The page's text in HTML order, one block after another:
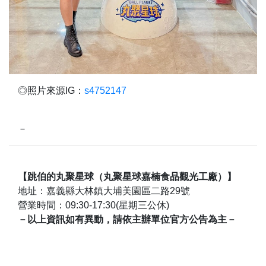
◎照片來源IG： s4752147
－
【跳伯的丸聚星球（丸聚星球嘉楠食品觀光工廠）】
地址：嘉義縣大林鎮大埔美園區二路29號
營業時間：09:30-17:30(星期三公休)
－以上資訊如有異動，請依主辦單位官方公告為主－